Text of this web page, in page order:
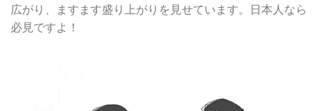
広がり、ますます盛り上がりを見せています。日本人なら
必見ですよ！